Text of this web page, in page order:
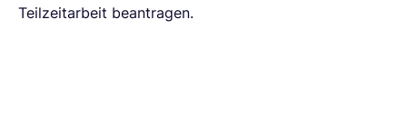
Teilzeitarbeit beantragen.